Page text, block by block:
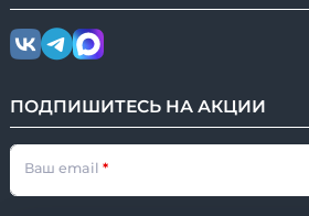
ПОДПИШИТЕСЬ НА АКЦИИ
Ваш email